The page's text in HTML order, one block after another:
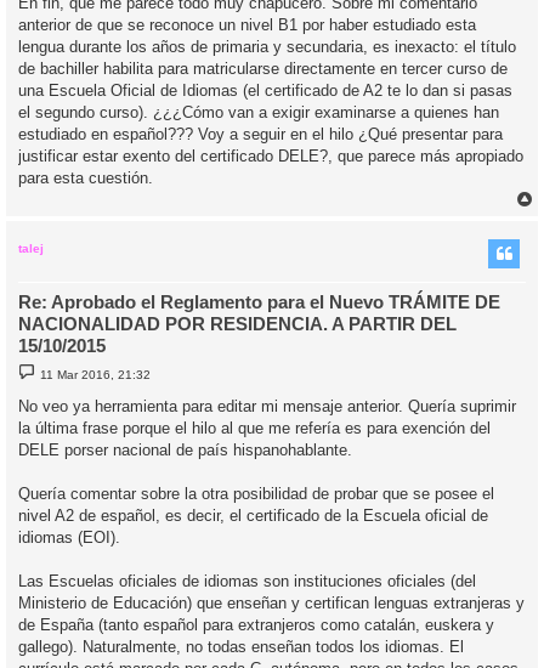
anterior de que se reconoce un nivel B1 por haber estudiado esta
lengua durante los años de primaria y secundaria, es inexacto: el título
de bachiller habilita para matricularse directamente en tercer curso de
una Escuela Oficial de Idiomas (el certificado de A2 te lo dan si pasas
el segundo curso). ¿¿¿Cómo van a exigir examinarse a quienes han
estudiado en español??? Voy a seguir en el hilo ¿Qué presentar para
justificar estar exento del certificado DELE?, que parece más apropiado
para esta cuestión.
talej
Re: Aprobado el Reglamento para el Nuevo TRÁMITE DE
NACIONALIDAD POR RESIDENCIA. A PARTIR DEL
15/10/2015
M
e
s
a
j
e
11 Mar 2016, 21:32
No veo ya herramienta para editar mi mensaje anterior. Quería suprimir
la última frase porque el hilo al que me refería es para exención del
DELE porser nacional de país hispanohablante.
Quería comentar sobre la otra posibilidad de probar que se posee el
nivel A2 de español, es decir, el certificado de la Escuela oficial de
idiomas (EOI).
Las Escuelas oficiales de idiomas son instituciones oficiales (del
Ministerio de Educación) que enseñan y certifican lenguas extranjeras y
de España (tanto español para extranjeros como catalán, euskera y
gallego). Naturalmente, no todas enseñan todos los idiomas. El